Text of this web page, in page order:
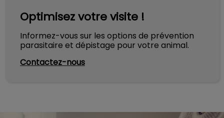
Optimisez votre visite !
Informez-vous sur les options de prévention
parasitaire et dépistage pour votre animal.
Contactez-nous